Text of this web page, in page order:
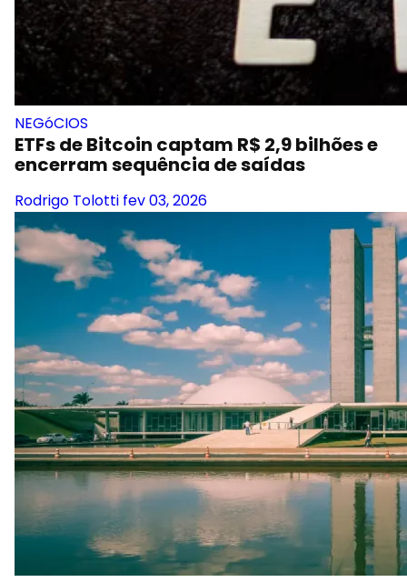
NEGóCIOS
ETFs de Bitcoin captam R$ 2,9 bilhões e
encerram sequência de saídas
Rodrigo Tolotti fev 03, 2026